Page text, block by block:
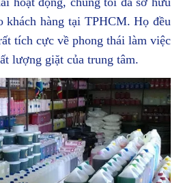
khách hàng tại TPHCM. Họ đều
tích cực về phong thái làm việc
lượng giặt của trung tâm.